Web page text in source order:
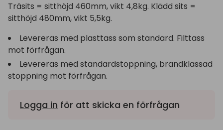
Träsits = sitthöjd 460mm, vikt 4,8kg. Klädd sits =
sitthöjd 480mm, vikt 5,5kg.
Levereras med plasttass som standard. Filttass
mot förfrågan.
Levereras med standardstoppning, brandklassad
stoppning mot förfrågan.
Logga in för att skicka en förfrågan